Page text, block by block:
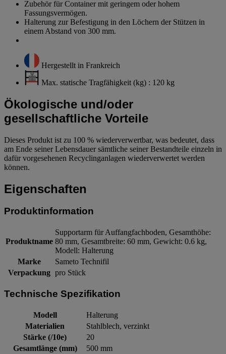
Zubehör für Container mit geringem oder hohem
Fassungsvermögen.
Halterung zur Befestigung in den Löchern der Stützen in
einem Abstand von 300 mm.
Hergestellt in Frankreich
Max. statische Tragfähigkeit (kg) : 120 kg
Ökologische und/oder
gesellschaftliche Vorteile
Dieses Produkt ist zu 100 % wiederverwertbar, was bedeutet, dass
am Ende seiner Lebensdauer sämtliche seiner Bestandteile einzeln in
dafür vorgesehenen Recyclinganlagen wiederverwertet werden
können.
Eigenschaften
Produktinformation
Produktname
Supportarm für Auffangfachboden, Gesamthöhe:
80 mm, Gesamtbreite: 60 mm, Gewicht: 0.6 kg,
Modell: Halterung
Marke
Sameto Technifil
Verpackung pro Stück
Technische Spezifikation
Modell
Halterung
Materialien
Stahlblech, verzinkt
Stärke (/10e)
20
Gesamtlänge (mm)
500 mm